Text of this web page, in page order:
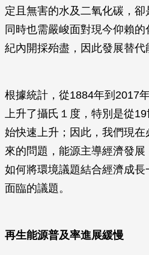
定且無害的水及二氧化碳，卻
同時也需嚴峻面對現今仰賴
紀內開採殆盡，因此發展替代
根據統計，從1884年到2017
上升了攝氏１度，特別是從
始快速上升；因此，我們現
來的問題，能源主導經濟發展
如何將環境議題結合經濟成
面臨的議題。
再生能源普及率進展緩慢